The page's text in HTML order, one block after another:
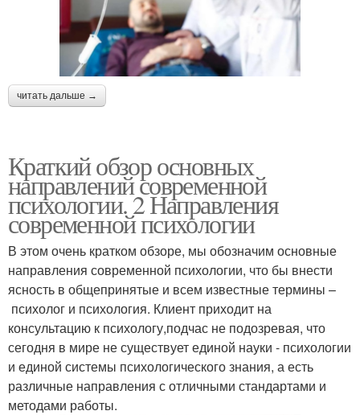
читать дальше →
Краткий обзор основных
направлений современной
психологии. 2 Направления
современной психологии
В этом очень кратком обзоре, мы обозначим основные
направления современной психологии, что бы внести
ясность в общепринятые и всем известные термины –
психолог и психология. Клиент приходит на
консультацию к психологу,подчас не подозревая, что
сегодня в мире не существует единой науки - психологии
и единой системы психологического знания, а есть
различные направления с отличными стандартами и
методами работы.